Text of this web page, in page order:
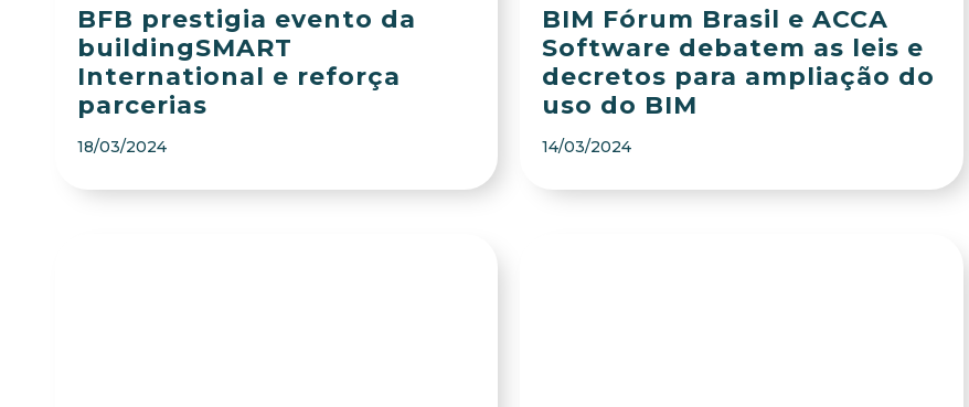
BFB prestigia evento da
buildingSMART
International e reforça
parcerias
18/03/2024
BIM Fórum Brasil e ACCA
Software debatem as leis e
decretos para ampliação do
uso do BIM
14/03/2024